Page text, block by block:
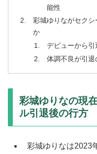
能性
彩城ゆりながセク
か
デビューから
体調不良が引
彩城ゆりなの現
ル引退後の行方
彩城ゆりなは2023